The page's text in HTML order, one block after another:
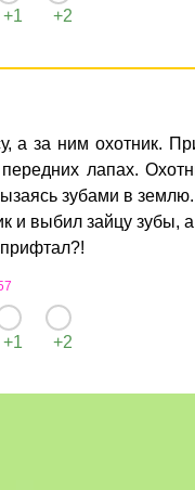
+1 +2
а за ним охотник.
лапах.
зубами в землю.
и выбил зайцу зубы,
+1 +2